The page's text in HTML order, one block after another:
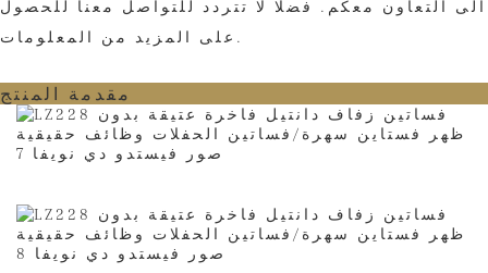
الى التعاون معكم. فضلا لا تتردد للتواصل معنا للحصول
على المزيد من المعلومات.
مقدمة المنتج